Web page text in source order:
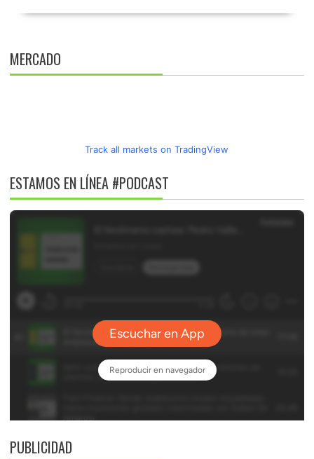
MERCADO
Track all markets on TradingView
ESTAMOS EN LÍNEA #PODCAST
PUBLICIDAD